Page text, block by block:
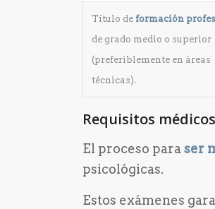
Título de formación
de grado medio o superior
(preferiblemente en áreas
técnicas).
Requisitos
El proceso paraser
psicológicas.
Estos exámenes